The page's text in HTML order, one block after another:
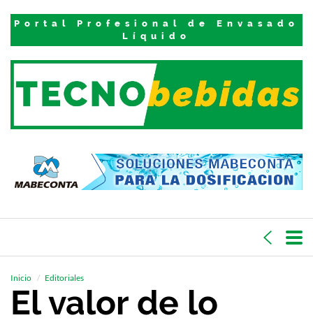
Portal Profesional de Envasado
Líquido
Inicio Editoriales
El valor de lo